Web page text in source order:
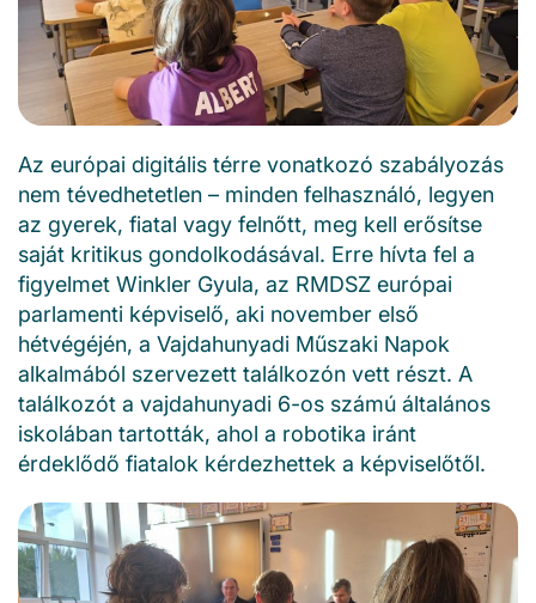
Az európai digitális térre vonatkozó szabályozás
nem tévedhetetlen – minden felhasználó, legyen
az gyerek, fiatal vagy felnőtt, meg kell erősítse
saját kritikus gondolkodásával. Erre hívta fel a
figyelmet Winkler Gyula, az RMDSZ európai
parlamenti képviselő, aki november első
hétvégéjén, a Vajdahunyadi Műszaki Napok
alkalmából szervezett találkozón vett részt. A
találkozót a vajdahunyadi 6-os számú általános
iskolában tartották, ahol a robotika iránt
érdeklődő fiatalok kérdezhettek a képviselőtől.